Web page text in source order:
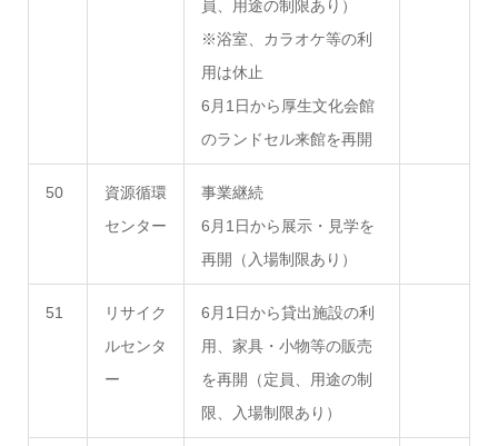
員、用途の制限あり）
※浴室、カラオケ等の利
用は休止
6月1日から厚生文化会館
のランドセル来館を再開
50
資源循環
センター
事業継続
6月1日から展示・見学を
再開（入場制限あり）
51
リサイク
ルセンタ
ー
6月1日から貸出施設の利
用、家具・小物等の販売
を再開（定員、用途の制
限、入場制限あり）